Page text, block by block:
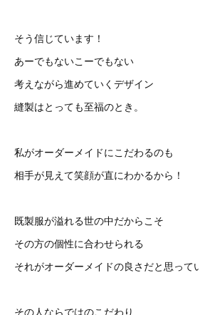
そう信じています！
あーでもないこーでもない
考えながら進めていくデザイン
縫製はとっても至福のとき。
私がオーダーメイドにこだわるのも
相手が見えて笑顔が直にわかるから！
既製服が溢れる世の中だからこそ
その方の個性に合わせられる
それがオーダーメイドの良さだと思って
その人ならではのこだわり